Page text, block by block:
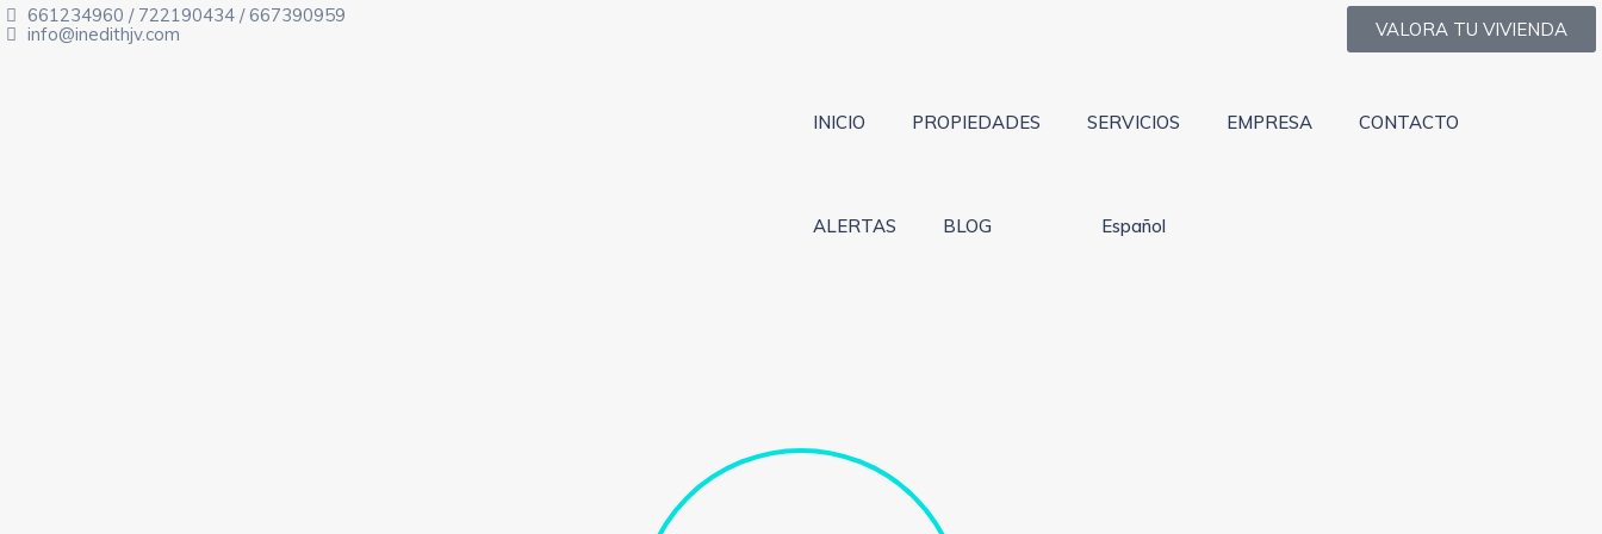
661234960 / 722190434 /667390959
info@inedithjv.com
VALORA TU VIVIENDA
INICIO PROPIEDADES SERVICIOS EMPRESA CONTACTO
ALERTAS BLOG Español